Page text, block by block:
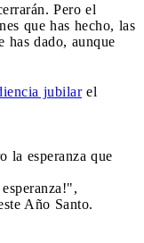
Pero el
que has hecho, las
has dado, aunque
jubilarel
la esperanza que
Año Santo.